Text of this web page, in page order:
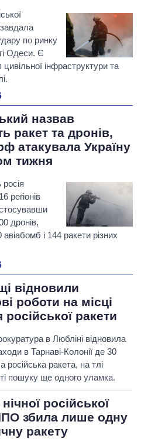
по ринку
Одеси. Є
інфраструктури та
назвав
ракет та дронів,
атакувала Україну
тижня
регіонів
дронів,
і 144 ракети різних
відновили
роботи на місці
російської ракети
в Любліні відновила
в Тарнаві-Колонії де 30
російська ракета, на тлі
пошуку ще одного уламка.
російської
збила лише одну
ракету